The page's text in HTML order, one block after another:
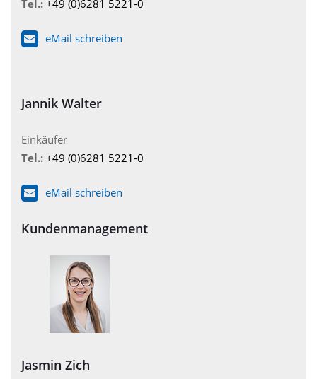
Tel.: +49 (0)6281 5221-0
eMail schreiben
Jannik Walter
Einkäufer
Tel.: +49 (0)6281 5221-0
eMail schreiben
Kundenmanagement
Jasmin Zich